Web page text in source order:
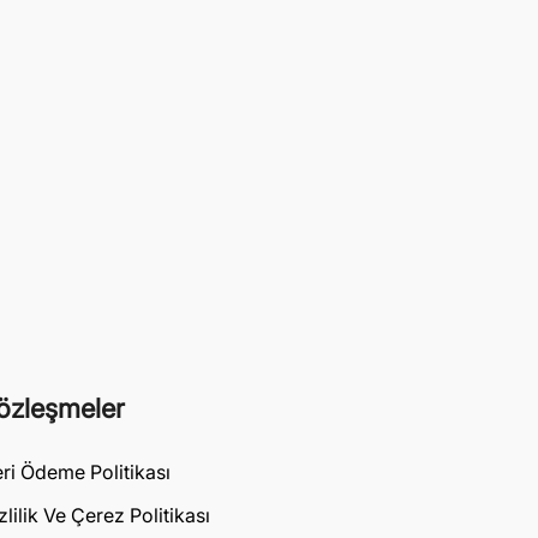
Ödeme Politikası
Ve Çerez Politikası